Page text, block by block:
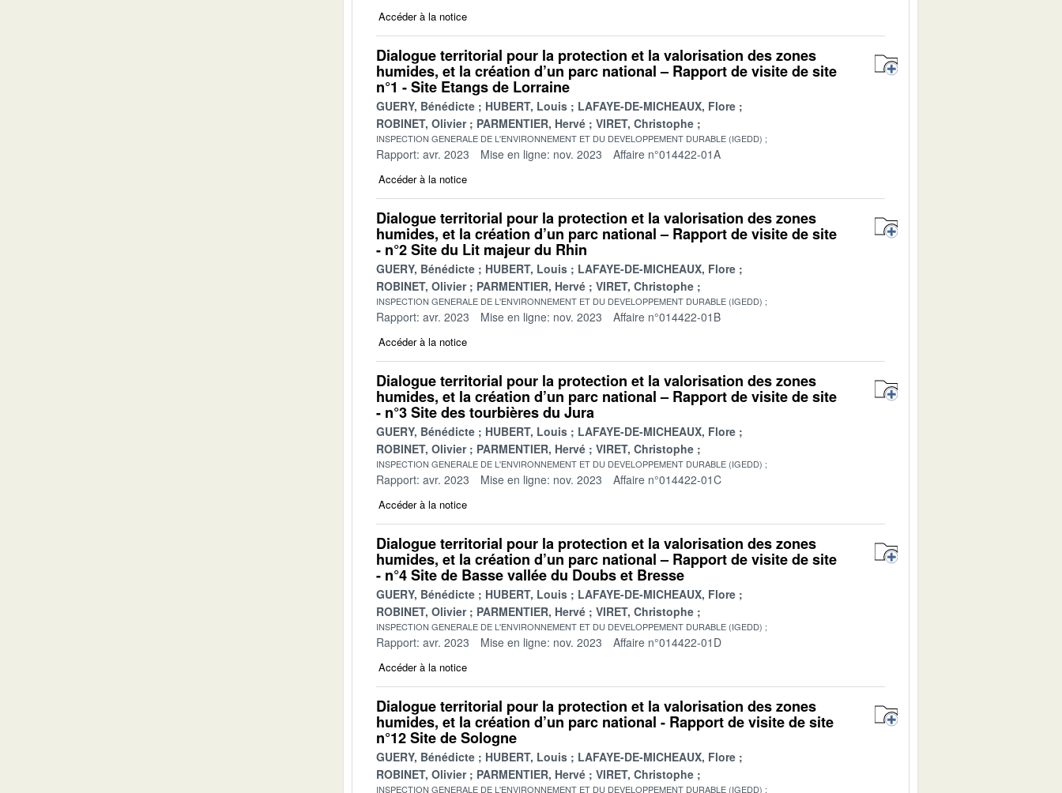
Accéder à la notice
Dialogue territorial pour la protection et la valorisation des zones
humides, et la création d’un parc national – Rapport de visite de site
n°1 - Site Etangs de Lorraine
GUERY, Bénédicte HUBERT, Louis
LAFAYE-DE-MICHEAUX, Flore
ROBINET, Olivier
PARMENTIER, Hervé VIRET, Christophe
INSPECTION GENERALE DE L'ENVIRONNEMENT ET DU DEVELOPPEMENT DURABLE (IGEDD)
Rapport: avr. 2023 Mise en ligne: nov. 2023 Affaire n°014422-01A
Accéder à la notice
Dialogue territorial pour la protection et la valorisation des zones
humides, et la création d’un parc national – Rapport de visite de site
- n°2 Site du Lit majeur du Rhin
GUERY, Bénédicte HUBERT, Louis
LAFAYE-DE-MICHEAUX, Flore
ROBINET, Olivier
PARMENTIER, Hervé VIRET, Christophe
INSPECTION GENERALE DE L'ENVIRONNEMENT ET DU DEVELOPPEMENT DURABLE (IGEDD)
Rapport: avr. 2023 Mise en ligne: nov. 2023 Affaire n°014422-01B
Accéder à la notice
Dialogue territorial pour la protection et la valorisation des zones
humides, et la création d’un parc national – Rapport de visite de site
- n°3 Site des tourbières du Jura
GUERY, Bénédicte HUBERT, Louis
LAFAYE-DE-MICHEAUX, Flore
ROBINET, Olivier
PARMENTIER, Hervé VIRET, Christophe
INSPECTION GENERALE DE L'ENVIRONNEMENT ET DU DEVELOPPEMENT DURABLE (IGEDD)
Rapport: avr. 2023 Mise en ligne: nov. 2023 Affaire n°014422-01C
Accéder à la notice
Dialogue territorial pour la protection et la valorisation des zones
humides, et la création d’un parc national – Rapport de visite de site
- n°4 Site de Basse vallée du Doubs et Bresse
GUERY, Bénédicte HUBERT, Louis
LAFAYE-DE-MICHEAUX, Flore
ROBINET, Olivier
PARMENTIER, Hervé VIRET, Christophe
INSPECTION GENERALE DE L'ENVIRONNEMENT ET DU DEVELOPPEMENT DURABLE (IGEDD)
Rapport: avr. 2023 Mise en ligne: nov. 2023 Affaire n°014422-01D
Accéder à la notice
Dialogue territorial pour la protection et la valorisation des zones
humides, et la création d’un parc national - Rapport de visite de site
n°12 Site de Sologne
GUERY, Bénédicte HUBERT, Louis
LAFAYE-DE-MICHEAUX, Flore
ROBINET, Olivier
PARMENTIER, Hervé VIRET, Christophe
INSPECTION GENERALE DE L'ENVIRONNEMENT ET DU DEVELOPPEMENT DURABLE (IGEDD)